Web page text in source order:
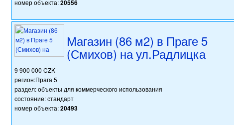
номер объекта:20556
Магазин (86 м2) в Праге 5
(Смихов) на ул.Радлицка
9 900 000 CZK
регион:Прага 5
раздел: объекты для коммерческого использования
состояние: стандарт
номер объекта:20493